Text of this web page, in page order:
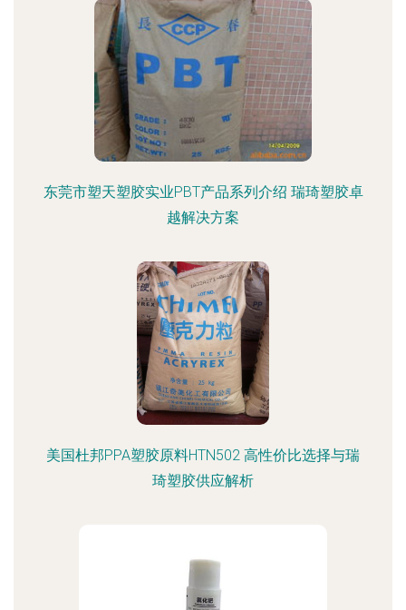
东莞市塑天塑胶实业PBT产品系列介绍 瑞琦塑胶卓
越解决方案
美国杜邦PPA塑胶原料HTN502 高性价比选择与瑞
琦塑胶供应解析